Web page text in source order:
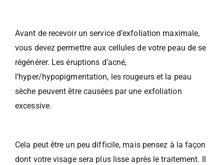
Avant de recevoir un service d’exfoliation maximale,
vous devez permettre aux cellules de votre peau de se
régénérer. Les éruptions d’acné,
l’hyper/hypopigmentation, les rougeurs et la peau
sèche peuvent être causées par une exfoliation
excessive.
Cela peut être un peu difficile, mais pensez à la façon
dont votre visage sera plus lisse après le traitement. Il